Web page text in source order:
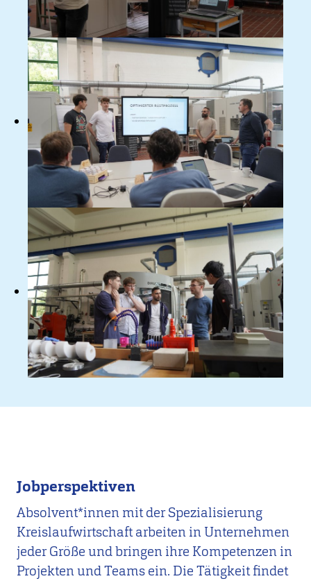
Bild
Bild
Jobperspektiven
Absolvent*innen mit der Spezialisierung
Kreislaufwirtschaft arbeiten in Unternehmen
jeder Größe und bringen ihre Kompetenzen in
Projekten und Teams ein. Die Tätigkeit findet